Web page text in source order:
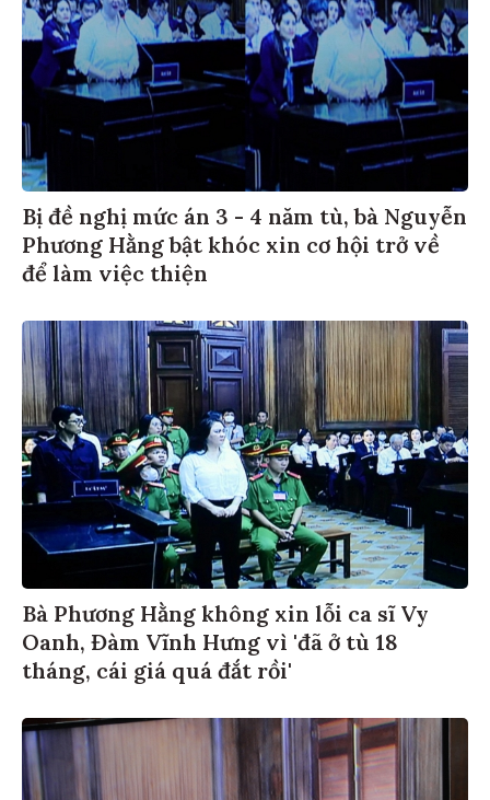
Bị đề nghị mức án 3 - 4 năm tù, bà Nguyễn
Phương Hằng bật khóc xin cơ hội trở về
để làm việc thiện
Bà Phương Hằng không xin lỗi ca sĩ Vy
Oanh, Đàm Vĩnh Hưng vì 'đã ở tù 18
tháng, cái giá quá đắt rồi'